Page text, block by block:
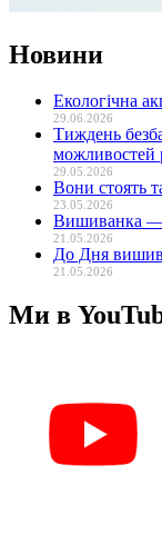
Новини
Екологічна
29.06.2026
Тиждень
можливостей
29.05.2026
Вони стоять
23.05.2026
Вишиванка —
21.05.2026
До Дня
21.05.2026
Ми в